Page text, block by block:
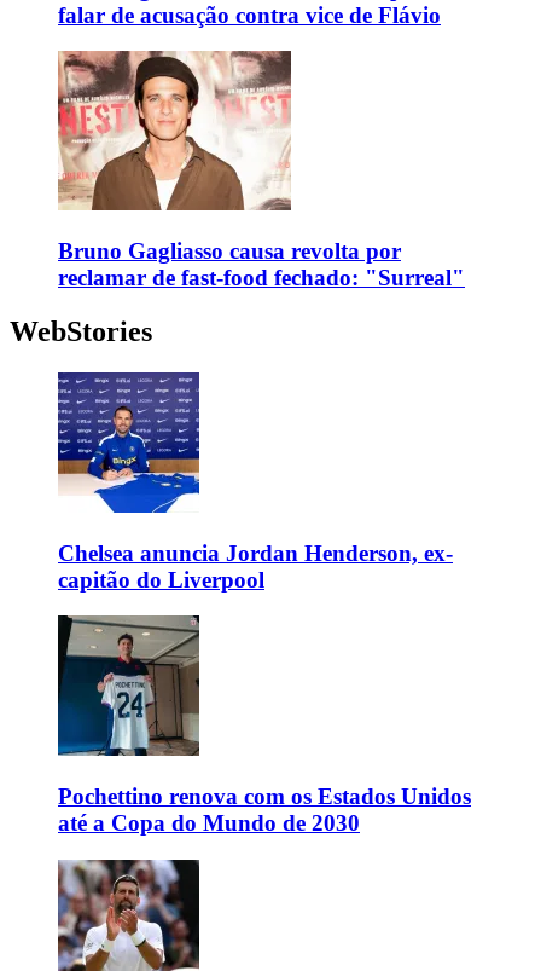
falar de acusação contra vice de Flávio
Bruno Gagliasso causa revolta por
reclamar de fast-food fechado: "Surreal"
WebStories
Chelsea anuncia Jordan Henderson, ex-
capitão do Liverpool
Pochettino renova com os Estados Unidos
até a Copa do Mundo de 2030